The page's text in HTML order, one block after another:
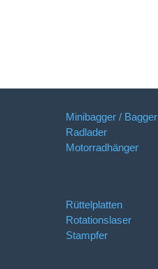
Minibagger / Bagger
Radlader
Motorradhänger
Rüttelplatten
Rotationslaser
Stampfer